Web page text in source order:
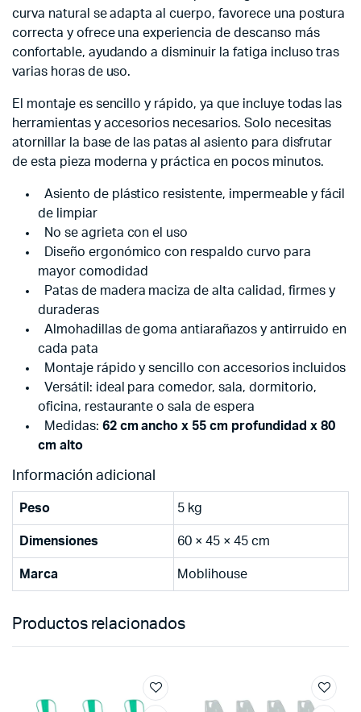
curva natural se adapta al cuerpo, favorece una postura
correcta y ofrece una experiencia de descanso más
confortable, ayudando a disminuir la fatiga incluso tras
varias horas de uso.
El montaje es sencillo y rápido, ya que incluye todas las
herramientas y accesorios necesarios. Solo necesitas
atornillar la base de las patas al asiento para disfrutar
de esta pieza moderna y práctica en pocos minutos.
Asiento de plástico resistente, impermeable y fácil
de limpiar
No se agrieta con el uso
Diseño ergonómico con respaldo curvo para
mayor comodidad
Patas de madera maciza de alta calidad, firmes y
duraderas
Almohadillas de goma antiarañazos y antirruido en
cada pata
Montaje rápido y sencillo con accesorios incluidos
Versátil: ideal para comedor, sala, dormitorio,
oficina, restaurante o sala de espera
Medidas: 62 cm ancho x 55 cm profundidad x 80
cm alto
Información adicional
Peso 5 kg
Dimensiones 60 × 45 × 45 cm
Marca Moblihouse
Productos relacionados